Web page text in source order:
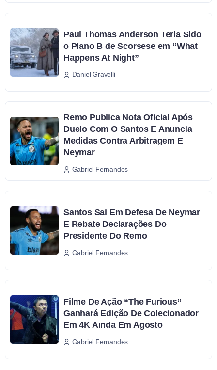
Paul Thomas Anderson Teria Sido
o Plano B de Scorsese em “What
Happens At Night”
Daniel Gravelli
Remo Publica Nota Oficial Após
Duelo Com O Santos E Anuncia
Medidas Contra Arbitragem E
Neymar
Gabriel Fernandes
Santos Sai Em Defesa De Neymar
E Rebate Declarações Do
Presidente Do Remo
Gabriel Fernandes
Filme De Ação “The Furious”
Ganhará Edição De Colecionador
Em 4K Ainda Em Agosto
Gabriel Fernandes